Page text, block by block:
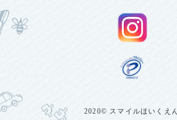
2020© スマイルほいくえ